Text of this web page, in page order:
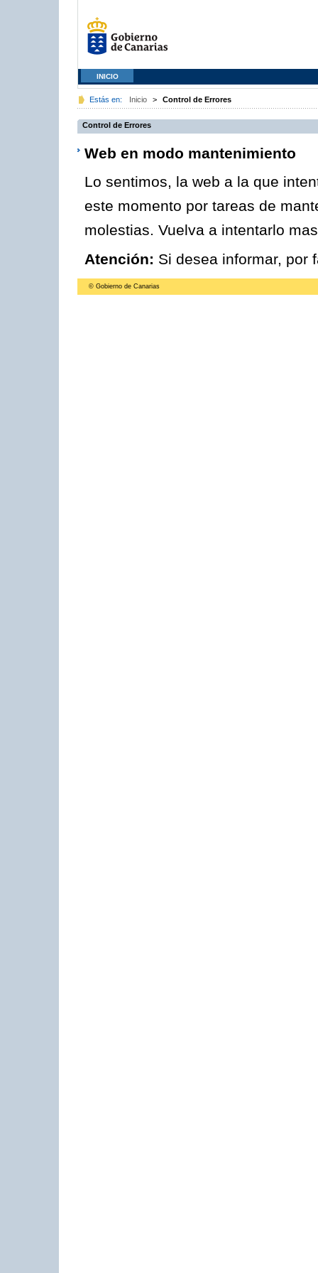
INICIO
Estás en: Inicio > Control de Errores
Control de Errores
Web en modo mantenimiento
Lo sentimos, la web a la que
este momento por tareas de
molestias. Vuelva a intentarlo
Atención: Si desea informar, por
© Gobierno de Canarias